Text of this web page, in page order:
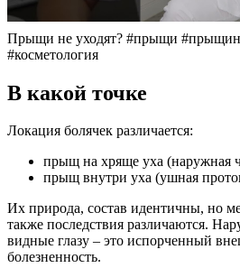
Прыщи не уходят? #прыщи
#косметология
В какой точке
Локация болячек различается:
прыщ на хряще уха (наружная
прыщ внутри уха (ушная
Их природа, состав идентичны, но
также последствия различаются.
видные глазу – это испорченный
болезненность.